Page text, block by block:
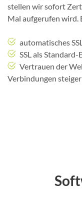
stellen wir sofort
Mal aufgerufen wird.
automatisches
SSL als
Vertrauen der
Verbindungen